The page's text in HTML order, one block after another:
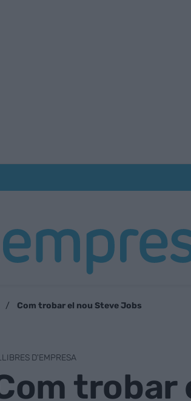
Com trobar el nou Steve Jobs
D'EMPRESA
trobar